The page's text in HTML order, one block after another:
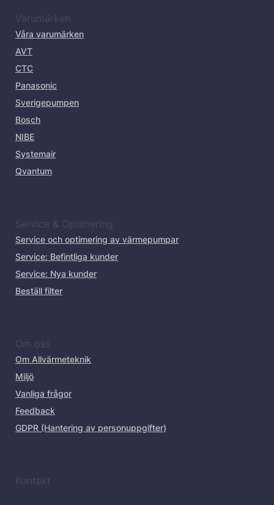
Varumärken
Våra varumärken
AVT
CTC
Panasonic
Sverigepumpen
Bosch
NIBE
Systemair
Qvantum
Service & Optimering
Service och optimering av värmepumpar
Service: Befintliga kunder
Service: Nya kunder
Beställ filter
Om oss
Om Allvärmeteknik
Miljö
Vanliga frågor
Feedback
GDPR (Hantering av personuppgifter)
Kontakt